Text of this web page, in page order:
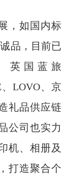
，如国内标
品，目前已
英国蓝旅
、LOVO、京
礼品供应链
公司也实力
机、相册及
打造聚合个